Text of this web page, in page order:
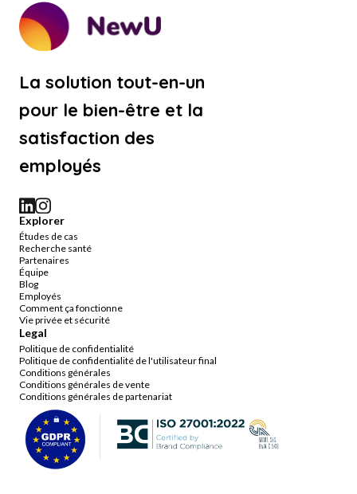
La solution tout-en-un
pour le bien-être et la
satisfaction des
employés
Explorer
Études de cas
Recherche santé
Partenaires
Équipe
Blog
Employés
Comment ça fonctionne
Vie privée et sécurité
Legal
Politique de confidentialité
Politique de confidentialité de l'utilisateur final
Conditions générales
Conditions générales de vente
Conditions générales de partenariat